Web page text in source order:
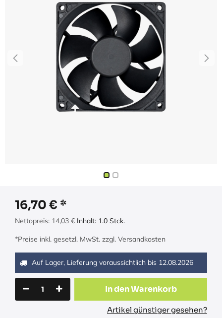
16,70 €
Nettopreis: 14,03 € Inhalt: 1.0 Stck.
*Preise inkl. gesetzl. MwSt. zzgl. Versandkosten
Auf Lager, Lieferung voraussichtlich bis 12.08.2026
In den Warenkorb
Artikel günstiger gesehen?